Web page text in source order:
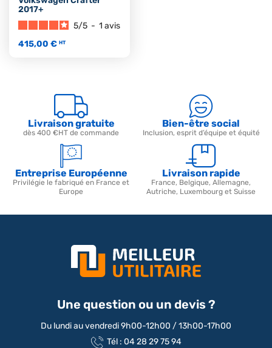
2017+
5/5 - 1 avis
415,00 € HT
Livraison gratuite
dès 400 €HT de commande
Bien-être social
Inclusion, esprit d’équipe et équité
Entreprise Européenne
Privilégie le fabriqué en France et
Europe
Livraison rapide
France, Belgique, Allemagne,
Autriche, Luxembourg et Suisse
Une question ou un devis ?
Du lundi au vendredi 9h00-12h00 / 13h00-17h00
Tél : 04 28 29 75 94